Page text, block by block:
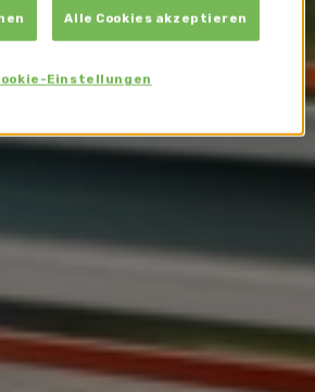
Alle Cookies akzeptieren
Einstellungen